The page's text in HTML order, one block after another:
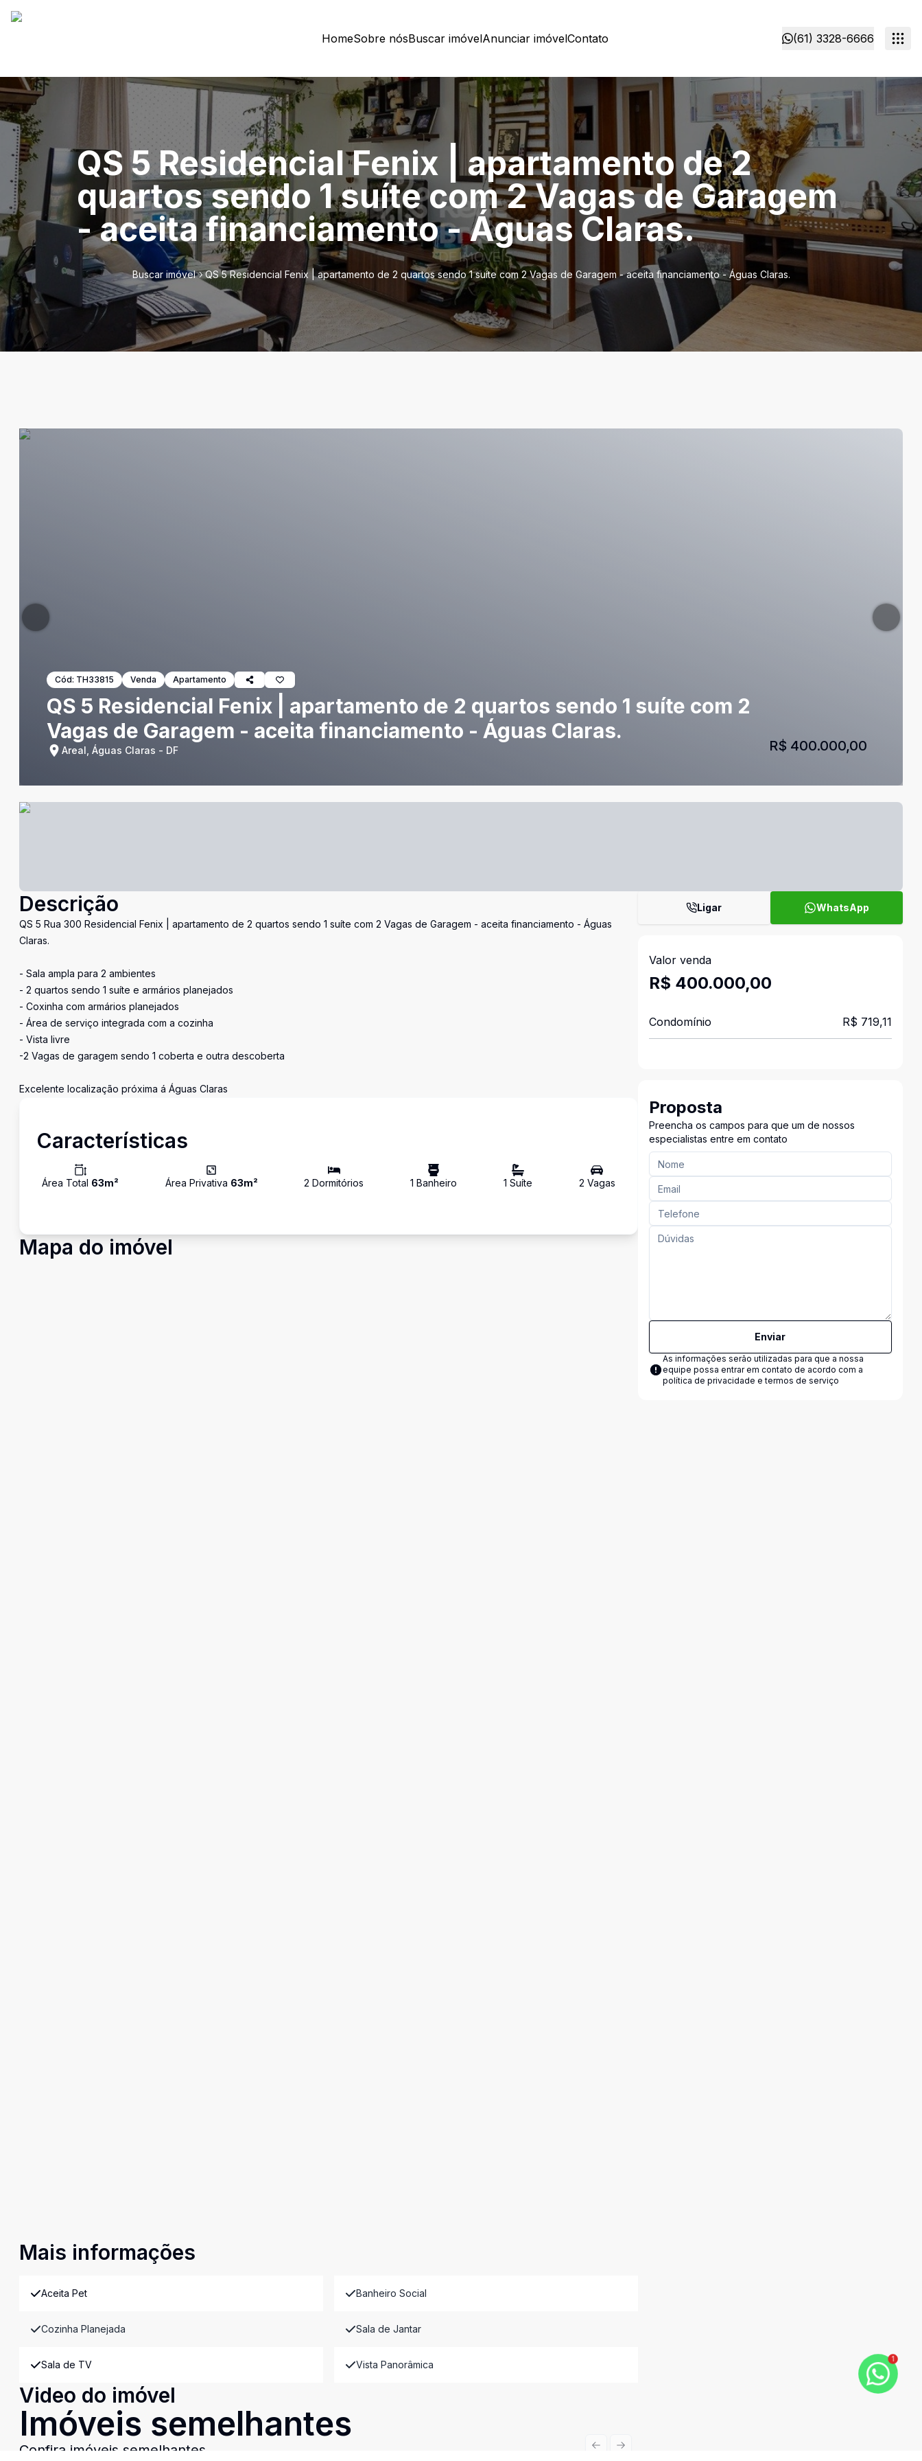
HomeSobre nósBuscar imóvelAnunciar imóvelContato (61) 3328-6666
QS 5 Residencial Fenix | apartamento de 2
quartos sendo 1 suíte com 2 Vagas de Garagem
- aceita financiamento - Águas Claras.
Buscar imóvel QS 5 Residencial Fenix | apartamento de 2 quartos sendo 1 suíte com 2 Vagas de Garagem - aceita financiamento - Águas Claras.
Cód: TH33815 Venda Apartamento
QS 5 Residencial Fenix | apartamento de 2 quartos sendo 1 suíte com 2
Vagas de Garagem - aceita financiamento - Águas Claras.
Areal, Águas Claras - DF R$ 400.000,00
Descrição
QS 5 Rua 300 Residencial Fenix | apartamento de 2 quartos sendo 1 suíte com 2 Vagas de Garagem - aceita financiamento - Águas
Claras.
- Sala ampla para 2 ambientes
- 2 quartos sendo 1 suíte e armários planejados
- Coxinha com armários planejados
- Área de serviço integrada com a cozinha
- Vista livre
-2 Vagas de garagem sendo 1 coberta e outra descoberta
Excelente localização próxima á Águas Claras
Características
Área Total 63m² Área Privativa 63m² 2 Dormitórios 1 Banheiro 1 Suíte 2 Vagas
Mapa do imóvel
Mais informações
Aceita Pet Banheiro Social
Cozinha Planejada Sala de Jantar
Sala de TV Vista Panorâmica
Video do imóvel
Imóveis semelhantes
Confira imóveis semelhantes Previous slide
Next slide
Ligar WhatsApp
Valor venda
R$ 400.000,00
Condomínio R$ 719,11
Proposta
Preencha os campos para que um de nossos
especialistas entre em contato
Enviar
As informações serão utilizadas para que a nossa
equipe possa entrar em contato de acordo com a
política de privacidade e termos de serviço
1